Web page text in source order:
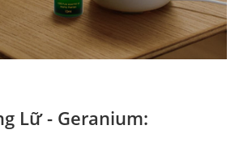
Lữ - Geranium: